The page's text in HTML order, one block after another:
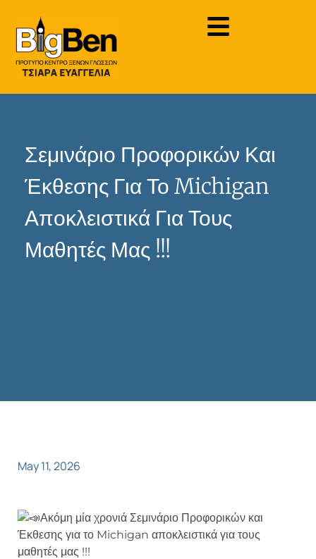
Σεμινάριο Προφορικών Και
Έκθεσης Για Το Michigan
Αποκλειστικά Για Τους
Μαθητές Μας !!!
May 11, 2026
Ακόμη μία χρονιά Σεμινάριο Προφορικών και
Έκθεσης για το Michigan αποκλειστικά για τους
μαθητές μας !!!